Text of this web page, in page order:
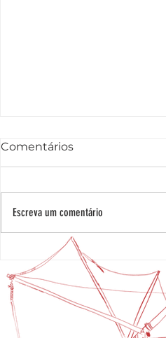
Farm to Table: Da
Moagem de Pedra à
Nossa Mesa
Comentários
Escreva um comentário